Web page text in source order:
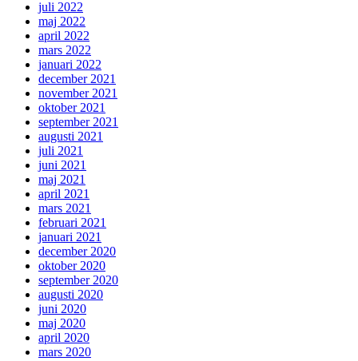
juli 2022
maj 2022
april 2022
mars 2022
januari 2022
december 2021
november 2021
oktober 2021
september 2021
augusti 2021
juli 2021
juni 2021
maj 2021
april 2021
mars 2021
februari 2021
januari 2021
december 2020
oktober 2020
september 2020
augusti 2020
juni 2020
maj 2020
april 2020
mars 2020